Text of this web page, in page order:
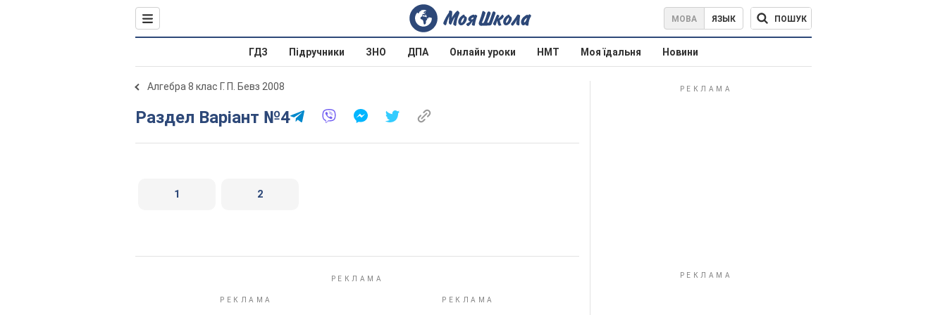
МОВА ЯЗЫК ПОШУК
ГДЗ Підручники ЗНО ДПА Онлайн уроки НМТ Моя їдальня Новини
Алгебра 8 клас Г. П. Бевз 2008
Раздел Варіант №4
1 2